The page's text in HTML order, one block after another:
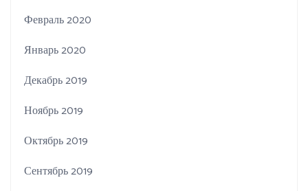
Февраль 2020
Январь 2020
Декабрь 2019
Ноябрь 2019
Октябрь 2019
Сентябрь 2019